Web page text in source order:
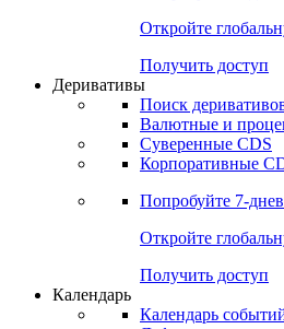
Поиск Mutual
Попробуйте7-
Откройте
Получить доступ
Деривативы
Валютные и
Корпоративные
Попробуйте7-
Откройте